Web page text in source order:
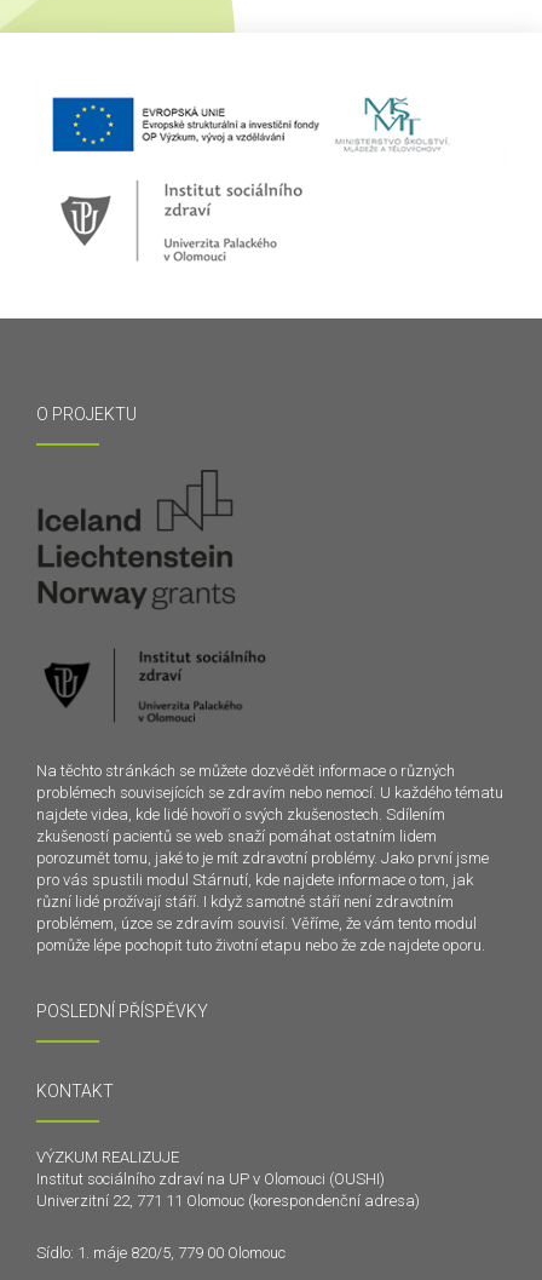
O PROJEKTU
Na těchto stránkách se můžete dozvědět informace o různých
problémech souvisejících se zdravím nebo nemocí. U každého tématu
najdete videa, kde lidé hovoří o svých zkušenostech. Sdílením
zkušeností pacientů se web snaží pomáhat ostatním lidem
porozumět tomu, jaké to je mít zdravotní problémy. Jako první jsme
pro vás spustili modul Stárnutí, kde najdete informace o tom, jak
různí lidé prožívají stáří. I když samotné stáří není zdravotním
problémem, úzce se zdravím souvisí. Věříme, že vám tento modul
pomůže lépe pochopit tuto životní etapu nebo že zde najdete oporu.
POSLEDNÍ PŘÍSPĚVKY
KONTAKT
VÝZKUM REALIZUJE
Institut sociálního zdraví na UP v Olomouci (OUSHI)
Univerzitní 22, 771 11 Olomouc (korespondenční adresa)
Sídlo: 1. máje 820/5, 779 00 Olomouc